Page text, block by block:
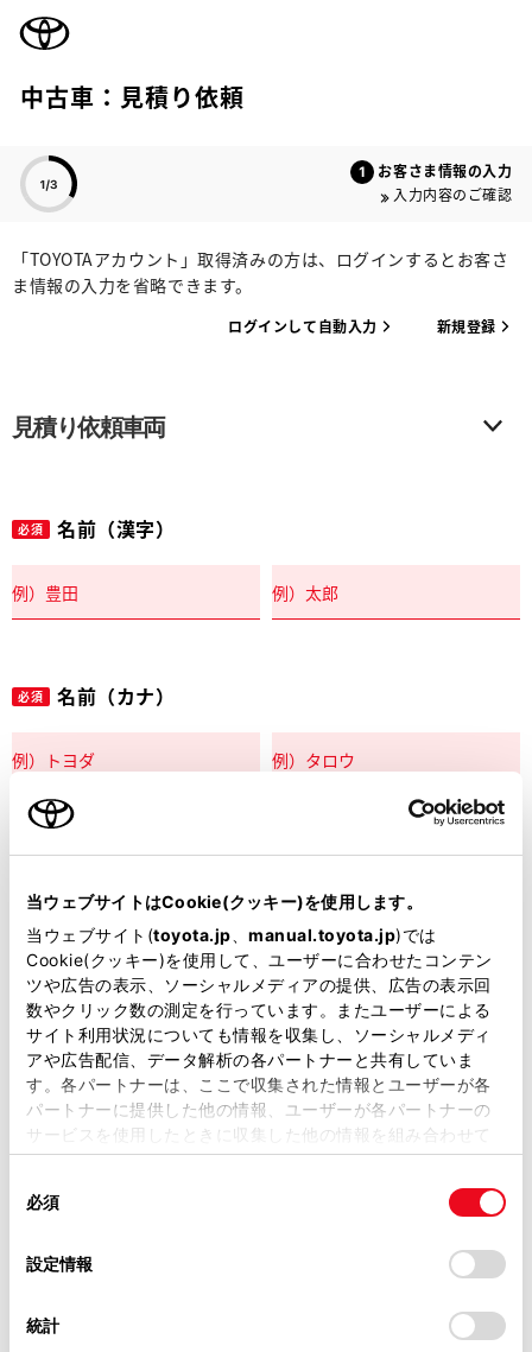
当ウェブサイトはCookie(クッキー)を使用します。
当ウェブサイト(toyota.jp manual.toyota.jp)では
Cookie(クッキー)を使用して、ユーザーに合わせたコンテン
ツや広告の表示、ソーシャルメディアの提供、広告の表示回
数やクリック数の測定を行っています。またユーザーによる
サイト利用状況についても情報を収集し、ソーシャルメディ
アや広告配信、データ解析の各パートナーと共有していま
す。各パートナーは、ここで収集された情報とユーザーが各
パートナーに提供した他の情報、ユーザーが各パートナーの
サービスを使用したときに収集した他の情報を組み合わせて
使用することがあります。当ウェブサイトの使用を続行する
デバイスにすべてのCookie(クッキー)が保存されることに同
意したことになります。Cookie(クッキー)のオプトアウト、
設定の変更、同意を撤回したりするにあたっては、当社の
「Cookie（クッキー）情報の取り扱いについて
」をご覧くだ
必須
設定情報
統計
中古車：見積り依頼
お客さま情報の入力
入力内容のご確認
「TOYOTAアカウント」取得済みの方は、ログインするとお客さ
ま情報の入力を省略できます。
ログインして自動入力 新規登録
見積り依頼車両
必須 名前（漢字）
必須 名前（カナ）
郵便番号
住所自動入力
必須 都道府県
市区町村名